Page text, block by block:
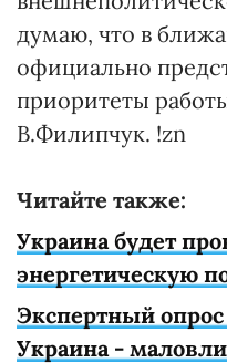
думаю, что в
официально
приоритеты
В.Филипчук. !zn
Читайте также:
Украина будет
энергетическую
Экспертный
Украина -